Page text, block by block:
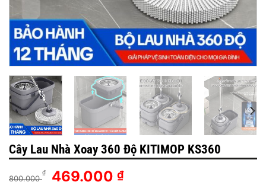
Cây Lau Nhà Xoay 360 Độ KITIMOP KS360
800.000
₫
Giá
469.000 ₫Giá